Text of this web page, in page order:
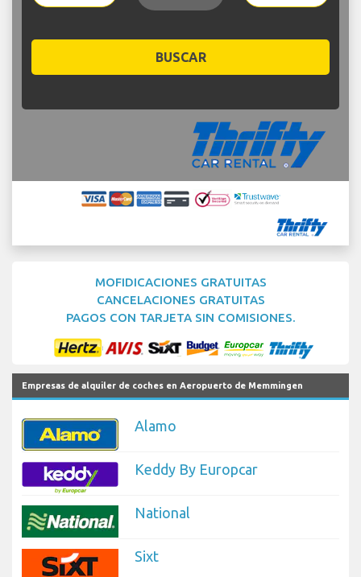
BUSCAR
MOFIDICACIONES GRATUITAS
CANCELACIONES GRATUITAS
PAGOS CON TARJETA SIN COMISIONES.
Empresas de alquiler de coches en Aeropuerto de Memmingen
Alamo
Keddy By Europcar
National
Sixt